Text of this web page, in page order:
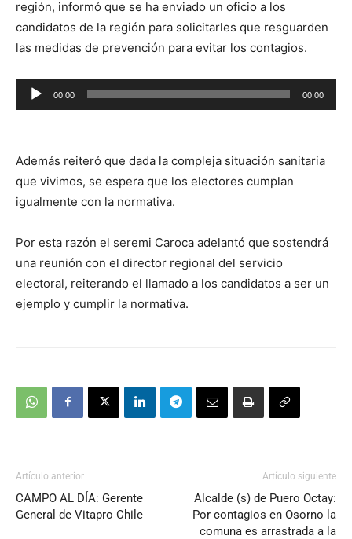
región, informó que se ha enviado un oficio a los
candidatos de la región para solicitarles que resguarden
las medidas de prevención para evitar los contagios.
Reproductor
de
00:00 00:00
Además reiteró que dada la compleja situación sanitaria
que vivimos, se espera que los electores cumplan
igualmente con la normativa.
Por esta razón el seremi Caroca adelantó que sostendrá
una reunión con el director regional del servicio
electoral, reiterando el llamado a los candidatos a ser un
ejemplo y cumplir la normativa.
Artículo anterior
CAMPO AL DÍA: Gerente
General de Vitapro Chile
Artículo siguiente
Alcalde (s) de Puero Octay:
Por contagios en Osorno la
comuna es arrastrada a la